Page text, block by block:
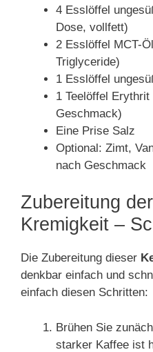
4 Esslöffel
Dose, vollfett)
2 Esslöffel MCT-
Triglyceride)
1 Esslöffel
1 Teelöffel
Geschmack)
Eine Prise Salz
Optional: Zimt,
nach Geschmack
Zubereitung
Kremigkeit –
Die Zubereitung dieser
denkbar einfach und
einfach diesen Schritten:
Brühen Sie
starker Kaffee ist